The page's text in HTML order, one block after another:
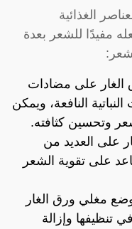
الغذائية
مفيدًا للشعر بعدة
الغار على مضادات
النافعة، ويمكن
وتحسين كثافته.
على العديد من
على تقوية الشعر
مغلي ورق الغار
تنظيفها وإزالة